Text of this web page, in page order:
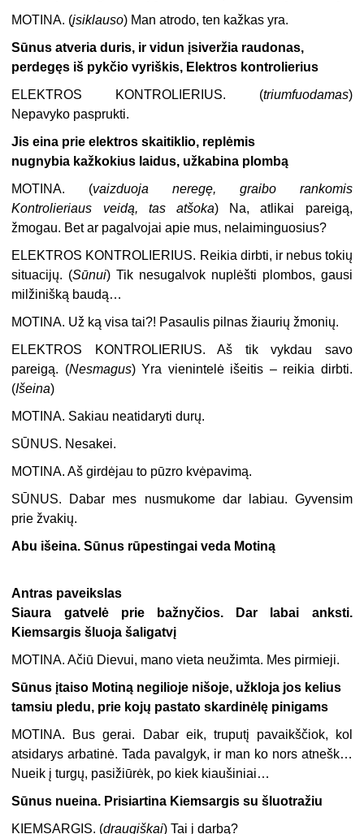
MOTINA. (įsiklauso) Man atrodo, ten kažkas yra.
Sūnus atveria duris, ir vidun įsiveržia raudonas,
perdegęs iš pykčio vyriškis, Elektros kontrolierius
ELEKTROS KONTROLIERIUS.
(triumfuodamas)
Nepavyko pasprukti.
Jis eina prie elektros skaitiklio, replėmis
nugnybia kažkokius laidus, užkabina plombą
MOTINA.
(vaizduoja neregę, graibo rankomis
Kontrolieriaus veidą, tas atšoka) Na, atlikai pareigą,
žmogau. Bet ar pagalvojai apie mus, nelaiminguosius?
ELEKTROS KONTROLIERIUS. Reikia dirbti, ir nebus tokių
situacijų. (Sūnui) Tik nesugalvok nuplėšti plombos, gausi
milžinišką baudą…
MOTINA. Už ką visa tai?! Pasaulis pilnas žiaurių žmonių.
ELEKTROS KONTROLIERIUS.
Aš tik vykdau savo
pareigą. (Nesmagus) Yra vienintelė išeitis – reikia dirbti.
(Išeina)
MOTINA. Sakiau neatidaryti durų.
SŪNUS. Nesakei.
MOTINA.Aš girdėjau to pūzro kvėpavimą.
SŪNUS. Dabar mes nusmukome dar labiau. Gyvensim
prie žvakių.
Abu išeina. Sūnus rūpestingai veda Motiną
Antras paveikslas
Siaura gatvelė prie bažnyčios. Dar labai anksti.
Kiemsargis šluoja šaligatvį
MOTINA.Ačiū Dievui, mano vieta neužimta. Mes pirmieji.
Sūnus įtaiso Motiną negilioje nišoje, užkloja jos kelius
tamsiu pledu, prie kojų pastato skardinėlę pinigams
MOTINA. Bus gerai. Dabar eik, truputį pavaikščiok, kol
atsidarys arbatinė. Tada pavalgyk, ir man ko nors atnešk…
Nueik į turgų, pasižiūrėk, po kiek kiaušiniai…
Sūnus nueina. Prisiartina Kiemsargis su šluotražiu
KIEMSARGIS. (draugiškai) Tai į darbą?